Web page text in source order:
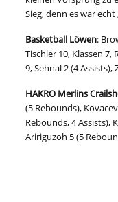
Sieg, denn es war echt
Basketball Löwen:
Tischler 10, Klassen 7,
9, Sehnal 2 (4 Assists),
HAKRO Merlins
(5 Rebounds),
Rebounds, 4 Assists),
Aririguzoh 5 (5